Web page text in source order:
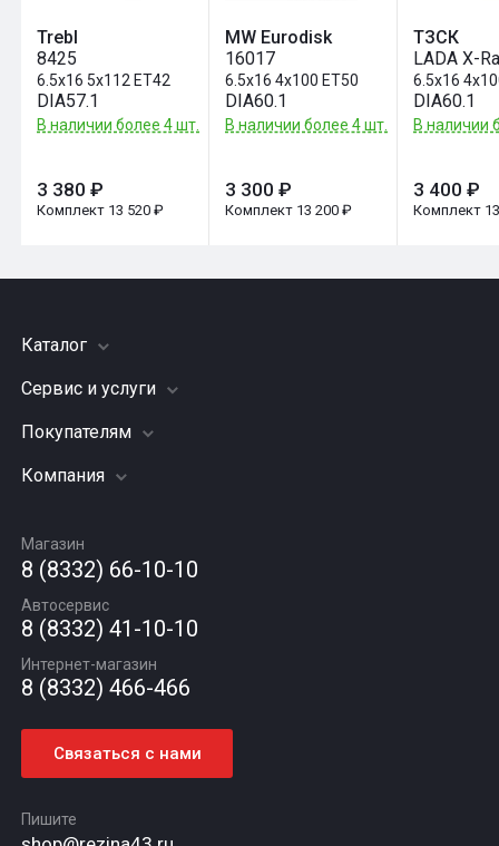
Trebl
8425
6.5x16 5x112 ET42
DIA57.1
В наличии более 4 шт.
3 380 ₽
Комплект 13 520 ₽
MW Eurodisk
16017
6.5x16 4x100 ET50
DIA60.1
В наличии более 4 шт.
3 300 ₽
Комплект 13 200 ₽
ТЗСК
LADA X-
6.5x16
DIA60.1
В наличии
3 400 ₽
Комплект
Каталог
Шины
Грузовые шины
Диски
Автомасла
Сервис и услуги
Заправка кондиционера
Подвеска (ходовая часть)
Шиномонтаж
Покупателям
Акции
Гарантии и возврат
Компания
Вакансии
Новости
Статьи
Контакты
Магазин
8 (8332) 66-10-10
Автосервис
8 (8332) 41-10-10
Интернет-магазин
8 (8332) 466-466
Связаться с нами
Пишите